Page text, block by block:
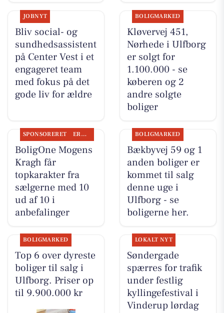
JOBNYT
Bliv social- og
sundhedsassistent
på Center Vest i et
engageret team
med fokus på det
gode liv for ældre
BOLIGMARKED
Kløvervej 451,
Nørhede i Ulfborg
er solgt for
1.100.000 - se
køberen og 2
andre solgte
boliger
SPONSORERET ERHVERV
BoligOne Mogens
Kragh får
topkarakter fra
sælgerne med 10
ud af 10 i
anbefalinger
BOLIGMARKED
Bækbyvej 59 og 1
anden boliger er
kommet til salg
denne uge i
Ulfborg - se
boligerne her.
BOLIGMARKED
Top 6 over dyreste
boliger til salg i
Ulfborg. Priser op
til 9.900.000 kr
LOKALT NYT
Søndergade
spærres for trafik
under festlig
kyllingefestival i
Vinderup lørdag